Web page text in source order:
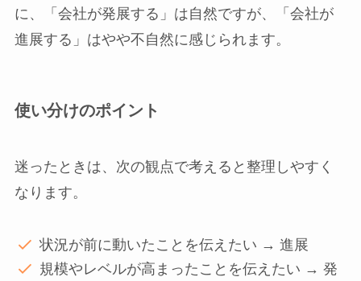
に、「会社が発展する」は自然ですが、「会社が
進展する」はやや不自然に感じられます。
使い分けのポイント
迷ったときは、次の観点で考えると整理しやすく
なります。
状況が前に動いたことを伝えたい → 進展
規模やレベルが高まったことを伝えたい → 発